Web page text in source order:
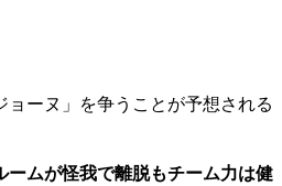
ーヌ」を争うことが予想される
ームが怪我で離脱もチーム力は健